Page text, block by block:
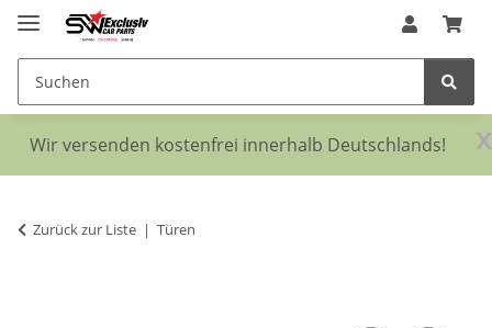
x
Wir versenden kostenfrei innerhalb Deutschlands!
Zurück zur Liste Türen